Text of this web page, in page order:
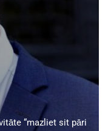
“mazliet sit pāri